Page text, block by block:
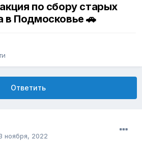
по сбору старых
в Подмосковье 🚗
Ответить
ноября, 2022